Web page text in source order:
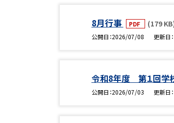
8月行事 PDF (179
公開日 2026/07/08 更新日
令和8年度 第１回学
公開日 2026/07/03 更新日